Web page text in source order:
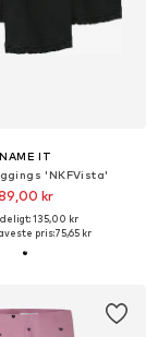
NAME IT
'NKFVista'
kr
135,00 kr
pris:75,65 kr